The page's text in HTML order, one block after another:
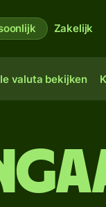
Zakelijk
valuta bekijken